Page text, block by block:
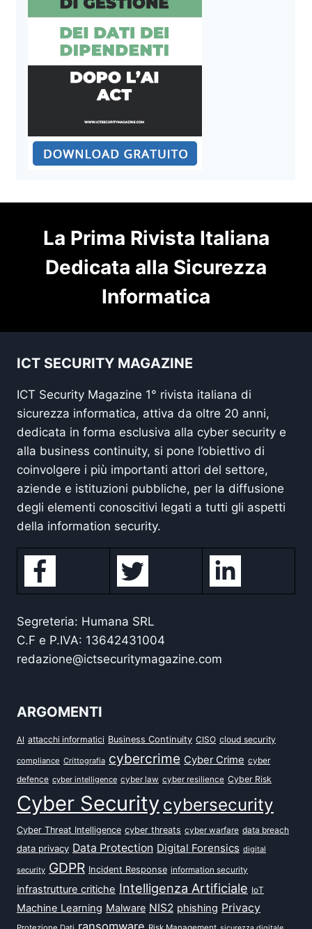
La Prima Rivista Italiana
Dedicata alla Sicurezza
Informatica
ICT SECURITY MAGAZINE
ICT Security Magazine 1° rivista italiana di
sicurezza informatica, attiva da oltre 20 anni,
dedicata in forma esclusiva alla cyber security e
alla business continuity, si pone l’obiettivo di
coinvolgere i più importanti attori del settore,
aziende e istituzioni pubbliche, per la diffusione
degli elementi conoscitivi legati a tutti gli aspetti
della information security.
Segreteria: Humana SRL
C.F e P.IVA: 13642431004
redazione@ictsecuritymagazine.com
ARGOMENTI
AI attacchi informatici Business Continuity CISO cloud security
compliance Crittografia cybercrime Cyber Crime cyber
defence cyber intelligence cyber law cyber resilience Cyber Risk
Cyber Security cybersecurity
Cyber Threat Intelligence cyber threats cyber warfare data breach
data privacy Data Protection Digital Forensics digital
security GDPR Incident Response information security
infrastrutture critiche Intelligenza Artificiale IoT
Machine Learning Malware NIS2 phishing Privacy
ransomware